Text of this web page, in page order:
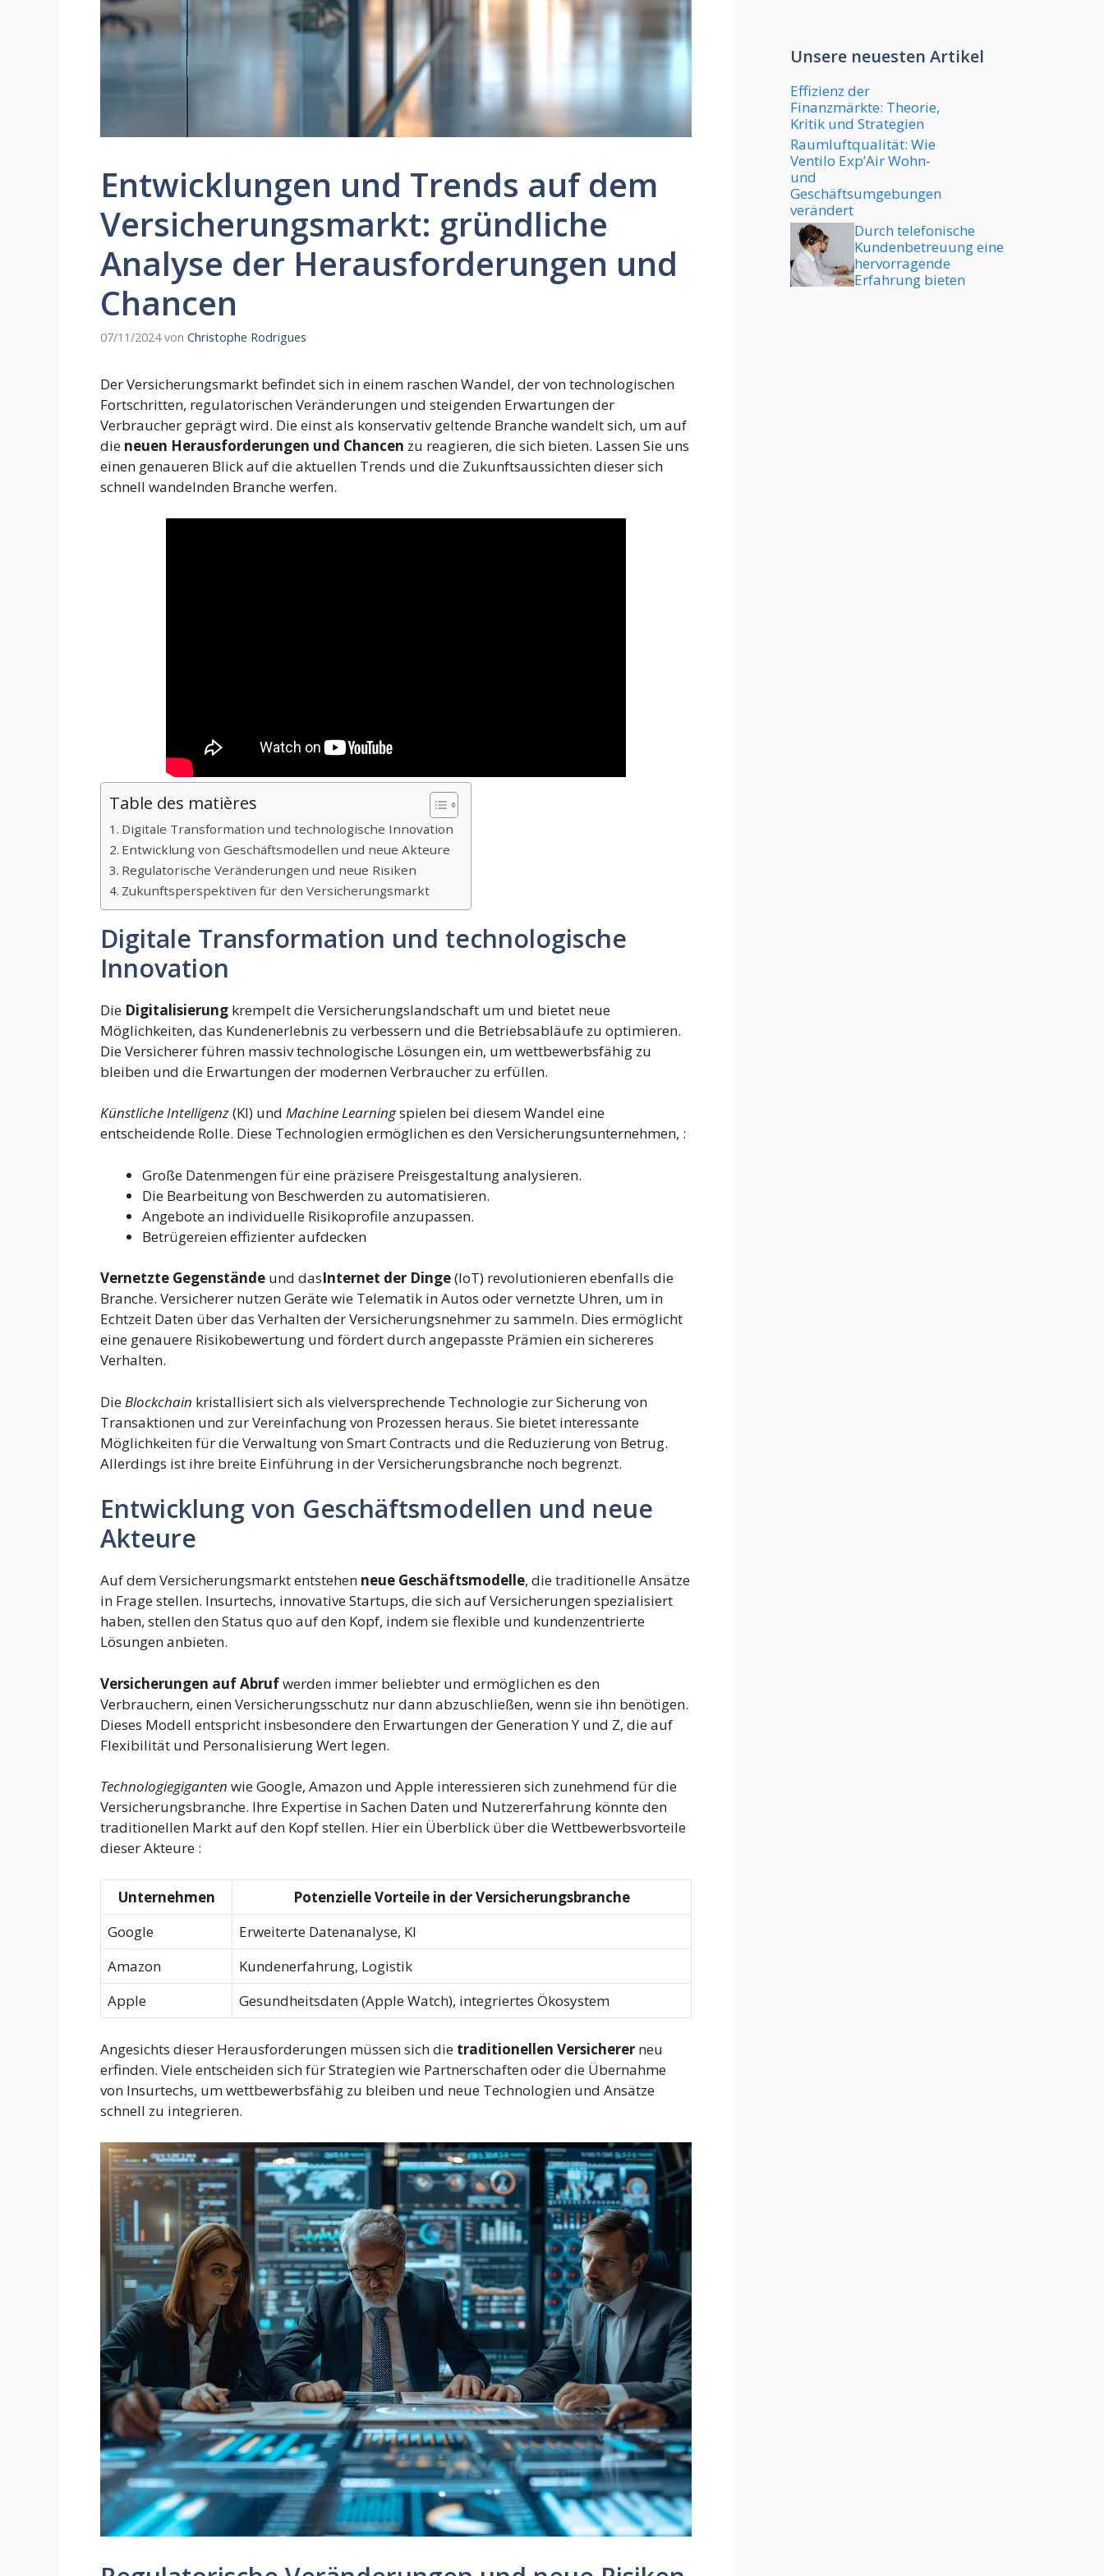
Entwicklungen und Trends auf dem
Versicherungsmarkt: gründliche
Analyse der Herausforderungen und
Chancen
07/11/2024 von Christophe Rodrigues
Der Versicherungsmarkt befindet sich in einem raschen Wandel, der von technologischen
Fortschritten, regulatorischen Veränderungen und steigenden Erwartungen der
Verbraucher geprägt wird. Die einst als konservativ geltende Branche wandelt sich, um auf
die neuen Herausforderungen und Chancen zu reagieren, die sich bieten. Lassen Sie uns
einen genaueren Blick auf die aktuellen Trends und die Zukunftsaussichten dieser sich
schnell wandelnden Branche werfen.
Table des matières
Digitale Transformation und technologische Innovation
Entwicklung von Geschäftsmodellen und neue Akteure
Regulatorische Veränderungen und neue Risiken
Zukunftsperspektiven für den Versicherungsmarkt
Digitale Transformation und technologische
Innovation
Die Digitalisierung krempelt die Versicherungslandschaft um und bietet neue
Möglichkeiten, das Kundenerlebnis zu verbessern und die Betriebsabläufe zu optimieren.
Die Versicherer führen massiv technologische Lösungen ein, um wettbewerbsfähig zu
bleiben und die Erwartungen der modernen Verbraucher zu erfüllen.
Künstliche Intelligenz(KI) und Machine Learningspielen bei diesem Wandel eine
entscheidende Rolle. Diese Technologien ermöglichen es den Versicherungsunternehmen, :
Große Datenmengen für eine präzisere Preisgestaltung analysieren.
Die Bearbeitung von Beschwerden zu automatisieren.
Angebote an individuelle Risikoprofile anzupassen.
Betrügereien effizienter aufdecken
Vernetzte Gegenstände und dasInternet der Dinge(IoT) revolutionieren ebenfalls die
Branche. Versicherer nutzen Geräte wie Telematik in Autos oder vernetzte Uhren, um in
Echtzeit Daten über das Verhalten der Versicherungsnehmer zu sammeln. Dies ermöglicht
eine genauere Risikobewertung und fördert durch angepasste Prämien ein sichereres
Verhalten.
DieBlockchain kristallisiert sich als vielversprechende Technologie zur Sicherung von
Transaktionen und zur Vereinfachung von Prozessen heraus. Sie bietet interessante
Möglichkeiten für die Verwaltung von Smart Contracts und die Reduzierung von Betrug.
Allerdings ist ihre breite Einführung in der Versicherungsbranche noch begrenzt.
Entwicklung von Geschäftsmodellen und neue
Akteure
Auf dem Versicherungsmarkt entstehen neue Geschäftsmodelle, die traditionelle Ansätze
in Frage stellen. Insurtechs, innovative Startups, die sich auf Versicherungen spezialisiert
haben, stellen den Status quo auf den Kopf, indem sie flexible und kundenzentrierte
Lösungen anbieten.
Versicherungen auf Abrufwerden immer beliebter und ermöglichen es den
Verbrauchern, einen Versicherungsschutz nur dann abzuschließen, wenn sie ihn benötigen.
Dieses Modell entspricht insbesondere den Erwartungen der Generation Y und Z, die auf
Flexibilität und Personalisierung Wert legen.
Technologiegiganten wie Google, Amazon und Apple interessieren sich zunehmend für die
Versicherungsbranche. Ihre Expertise in Sachen Daten und Nutzererfahrung könnte den
traditionellen Markt auf den Kopf stellen. Hier ein Überblick über die Wettbewerbsvorteile
dieser Akteure :
Unternehmen
Potenzielle Vorteile in der Versicherungsbranche
Google
Erweiterte Datenanalyse, KI
Amazon
Kundenerfahrung, Logistik
Apple
Gesundheitsdaten (Apple Watch), integriertes Ökosystem
Angesichts dieser Herausforderungen müssen sich die traditionellen Versicherer neu
erfinden. Viele entscheiden sich für Strategien wie Partnerschaften oder die Übernahme
von Insurtechs, um wettbewerbsfähig zu bleiben und neue Technologien und Ansätze
schnell zu integrieren.
Unsere neuesten Artikel
Effizienz der
Finanzmärkte: Theorie,
Kritik und Strategien
Raumluftqualität: Wie
Ventilo Exp’Air Wohn-
und
Geschäftsumgebungen
verändert
Durch telefonische
Kundenbetreuung eine
hervorragende
Erfahrung bieten